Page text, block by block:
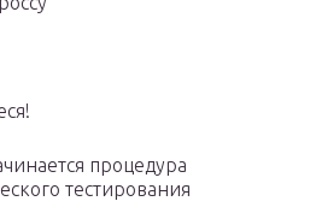
процедура
тестирования